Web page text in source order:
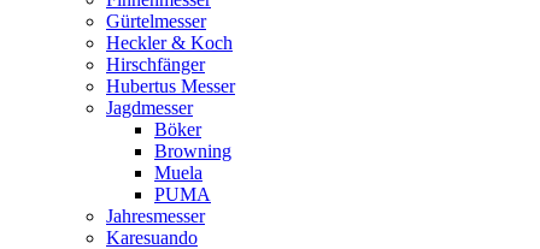
Gürtelmesser
Heckler & Koch
Hirschfänger
Hubertus Messer
Jagdmesser
Böker
Browning
Muela
PUMA
Jahresmesser
Karesuando